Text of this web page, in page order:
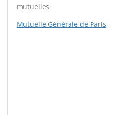
mutuelles
Mutuelle Générale de Paris